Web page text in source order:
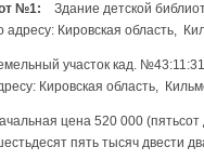
№1:
Здание детской
адресу: Кировская область,
участок кад.
Кировская область,
цена 520 000
пять тысяч двести